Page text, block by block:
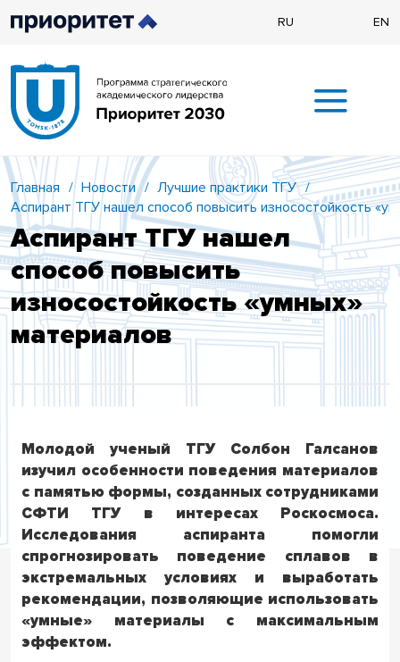
RU EN
Главная / Новости / Лучшие практики ТГУ /
Аспирант ТГУ нашел способ повысить износостойкость
Аспирант ТГУ нашел
способ повысить
износостойкость «умных»
материалов
Молодой ученый ТГУ Солбон Галсанов
изучил особенности поведения материалов
с памятью формы, созданных сотрудниками
СФТИ ТГУ в интересах Роскосмоса.
Исследования аспиранта помогли
спрогнозировать поведение сплавов в
экстремальных условиях и выработать
рекомендации, позволяющие использовать
«умные» материалы с максимальным
эффектом.